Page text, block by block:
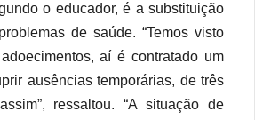
o educador, é a substituição
de saúde. “Temos visto
aí é contratado um
ausências temporárias, de três
ressaltou. “A situação de